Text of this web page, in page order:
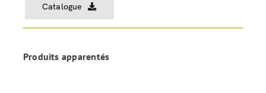
Catalogue
Produits apparentés